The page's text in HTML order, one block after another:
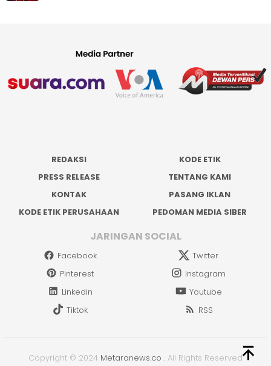
REDAKSI
KODE ETIK
PRESS RELEASE
TENTANG KAMI
KONTAK
PASANG IKLAN
KODE ETIK PERUSAHAAN
PEDOMAN MEDIA SIBER
JARINGAN SOCIAL
Facebook
Twitter
Pinterest
Instagram
Linkedin
Youtube
Tiktok
RSS
Copyright © 2024 Metaranews.co . All Rights Reserved